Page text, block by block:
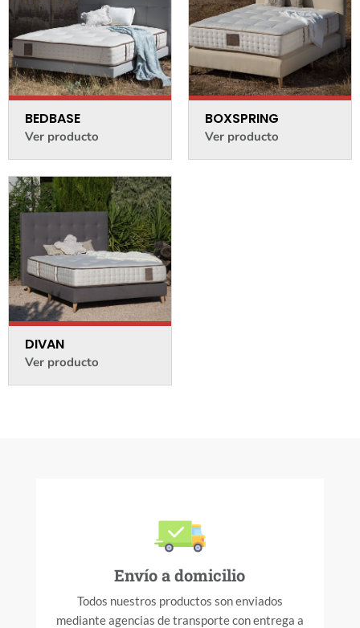
BEDBASE
Ver producto
BOXSPRING
Ver producto
DIVAN
Ver producto
Envío a domicilio
Todos nuestros productos son enviados
mediante agencias de transporte con entrega a